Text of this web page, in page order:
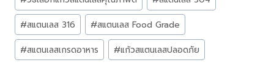
#สแตนเลส 316 #สแตนเลส Food Grade
#สแตนเลสเกรดอาหาร #แก้วสแตนเลสปลอดภัย